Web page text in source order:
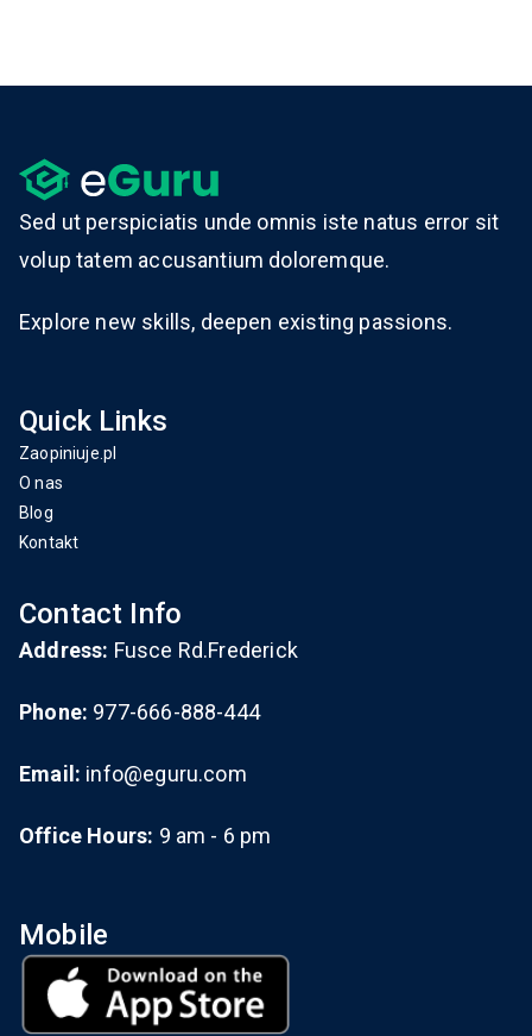
Sed ut perspiciatis unde omnis iste natus error sit
volup tatem accusantium doloremque.
Explore new skills, deepen existing passions.
Quick Links
Zaopiniuje.pl
O nas
Blog
Kontakt
Contact Info
Address: Fusce Rd.Frederick
Phone: 977-666-888-444
Email: info@eguru.com
Office Hours: 9 am - 6 pm
Mobile